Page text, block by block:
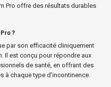
Pro offre des résultats durables
?
par son efficacité cliniquement
Il est conçu pour répondre aux
de santé, en offrant des
à chaque type d’incontinence.